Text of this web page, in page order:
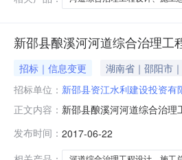
新邵县酿溪河河道综合治理工
招标｜信息变更
湖南省｜邵阳市
招标单位： 新邵县资江水利建设投资有
正文内容： 新邵县酿溪河河道综合治
户请注册!客服热线：400-
发布时间： 2017-06-22